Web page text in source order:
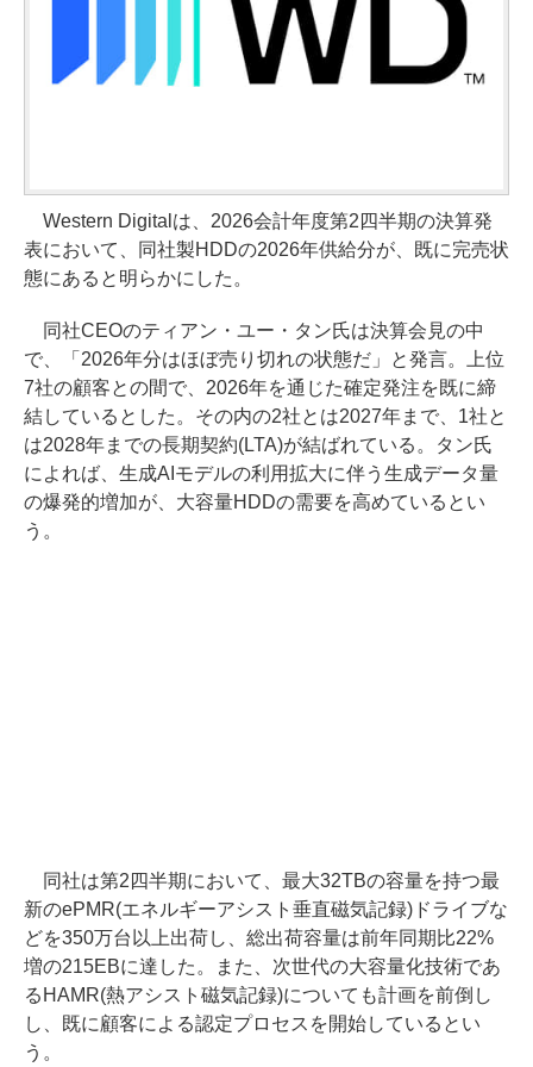
Western Digitalは、2026会計年度第2四半期の決算発
表において、同社製HDDの2026年供給分が、既に完売状
態にあると明らかにした。
同社CEOのティアン・ユー・タン氏は決算会見の中
で、「2026年分はほぼ売り切れの状態だ」と発言。上位
7社の顧客との間で、2026年を通じた確定発注を既に締
結しているとした。その内の2社とは2027年まで、1社と
は2028年までの長期契約(LTA)が結ばれている。タン氏
によれば、生成AIモデルの利用拡大に伴う生成データ量
の爆発的増加が、大容量HDDの需要を高めているとい
う。
同社は第2四半期において、最大32TBの容量を持つ最
新のePMR(エネルギーアシスト垂直磁気記録)ドライブな
どを350万台以上出荷し、総出荷容量は前年同期比22%
増の215EBに達した。また、次世代の大容量化技術であ
るHAMR(熱アシスト磁気記録)についても計画を前倒し
し、既に顧客による認定プロセスを開始しているとい
う。